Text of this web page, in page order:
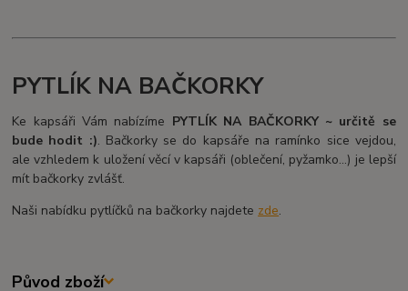
PYTLÍK NA BAČKORKY
Ke kapsáři Vám nabízíme PYTLÍK NA BAČKORKY ~ určitě se
bude hodit :). Bačkorky se do kapsáře na ramínko sice vejdou,
ale vzhledem k uložení věcí v kapsáři (oblečení, pyžamko...) je lepší
mít bačkorky zvlášť.
Naši nabídku pytlíčků na bačkorky najdete zde.
Původ zboží